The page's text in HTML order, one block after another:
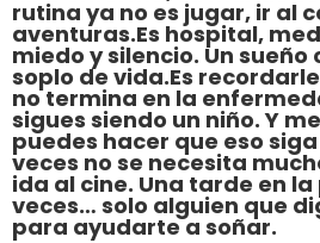
rutina ya no es jugar, ir al
aventuras.Es hospital,
miedo y silencio. Un sueño
soplo de vida.Es
no termina en la
sigues siendo un niño. Y
puedes hacer que eso
veces no se necesita
ida al cine. Una tarde en
veces… solo alguien que
para ayudarte a soñar.